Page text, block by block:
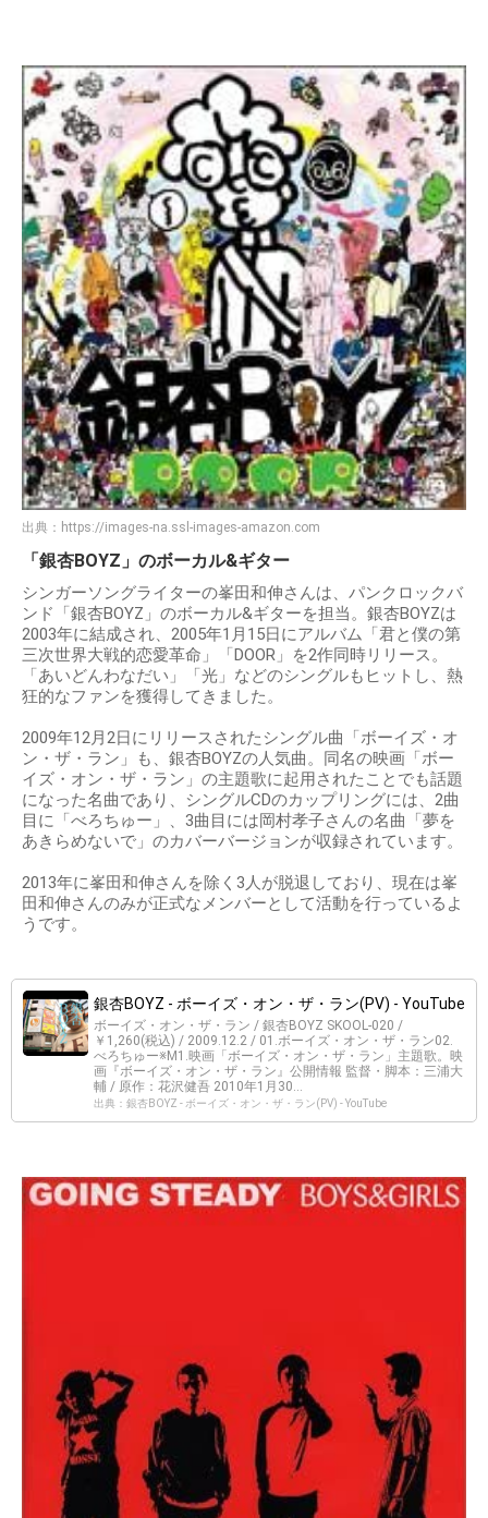
出典： https://images-na.ssl-images-amazon.com
「銀杏BOYZ」のボーカル&ギター
シンガーソングライターの峯田和伸さんは、パンクロックバ
ンド「銀杏BOYZ」のボーカル&ギターを担当。銀杏BOYZは
2003年に結成され、2005年1月15日にアルバム「君と僕の第
三次世界大戦的恋愛革命」「DOOR」を2作同時リリース。
「あいどんわなだい」「光」などのシングルもヒットし、熱
狂的なファンを獲得してきました。
2009年12月2日にリリースされたシングル曲「ボーイズ・オ
ン・ザ・ラン」も、銀杏BOYZの人気曲。同名の映画「ボー
イズ・オン・ザ・ラン」の主題歌に起用されたことでも話題
になった名曲であり、シングルCDのカップリングには、2曲
目に「べろちゅー」、3曲目には岡村孝子さんの名曲「夢を
あきらめないで」のカバーバージョンが収録されています。
2013年に峯田和伸さんを除く3人が脱退しており、現在は峯
田和伸さんのみが正式なメンバーとして活動を行っているよ
うです。
銀杏BOYZ - ボーイズ・オン・ザ・ラン(PV) - YouTube
ボーイズ・オン・ザ・ラン / 銀杏BOYZ SKOOL-020 /
￥1,260(税込) / 2009.12.2 / 01.ボーイズ・オン・ザ・ラン02.
べろちゅー※M1.映画「ボーイズ・オン・ザ・ラン」主題歌。映
画『ボーイズ・オン・ザ・ラン』公開情報 監督・脚本：三浦大
輔 / 原作：花沢健吾 2010年1月30...
出典：銀杏BOYZ - ボーイズ・オン・ザ・ラン(PV) - YouTube